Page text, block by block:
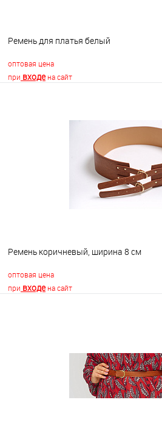
Ремень для платья белый
оптовая цена
при входена сайт
Ремень коричневый, ширина 8 см
оптовая цена
при входена сайт